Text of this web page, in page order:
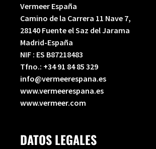
Vermeer España
Camino de la Carrera 11 Nave 7,
28140 Fuente el Saz del Jarama
Madrid-España
NIF : ES B87218483
Tfno.: +34 91 84 85 329
info@vermeerespana.es
www.vermeerespana.es
www.vermeer.com
DATOS LEGALES